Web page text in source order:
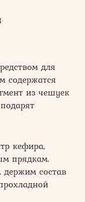
для
содержатся
из чешуек
кефира,
прядкам.
держим состав